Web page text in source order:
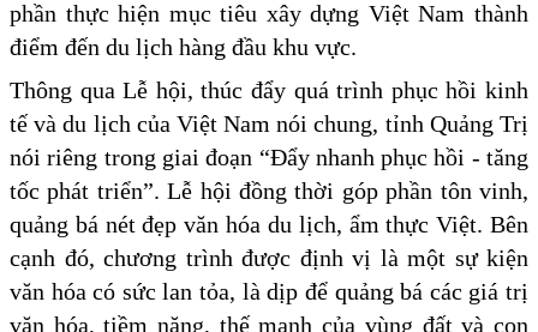
phần thực hiện mục tiêu xây dựng Việt Nam thành
điểm đến du lịch hàng đầu khu vực.
Thông qua Lễ hội, thúc đẩy quá trình phục hồi kinh
tế và du lịch của Việt Nam nói chung, tỉnh Quảng Trị
nói riêng trong giai đoạn “Đẩy nhanh phục hồi - tăng
tốc phát triển”. Lễ hội đồng thời góp phần tôn vinh,
quảng bá nét đẹp văn hóa du lịch, ẩm thực Việt. Bên
cạnh đó, chương trình được định vị là một sự kiện
văn hóa có sức lan tỏa, là dịp để quảng bá các giá trị
văn hóa, tiềm năng, thế mạnh của vùng đất và con